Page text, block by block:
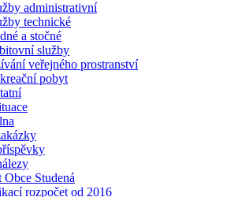
administrativní
technické
a stočné
služby
veřejného prostranství
pobyt
Obce Studená
rozpočet od 2016